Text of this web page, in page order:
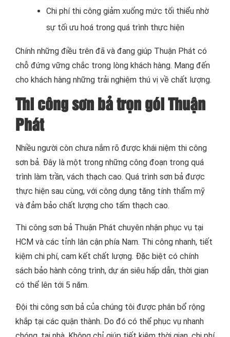
Chi phí thi công giảm xuống mức tối thiểu nhờ
sự tối ưu hoá trong quá trình thực hiện
Chính những điều trên đã và đang giúp Thuận Phát có
chỗ đứng vững chắc trong lòng khách hàng. Mang đến
cho khách hàng những trải nghiệm thú vị về chất lượng.
Thi công sơn bả trọn gói Thuận
Phát
Nhiều người còn chưa nắm rõ được khái niệm thi công
sơn bả. Đây là một trong những công đoạn trong quá
trình làm trần, vách thạch cao. Quá trình sơn bả được
thực hiện sau cùng, với công dụng tăng tính thẩm mỹ
và đảm bảo chất lượng cho tấm thạch cao.
Thi công sơn bả Thuận Phát chuyên nhận phục vụ tại
HCM và các tỉnh lân cận phía Nam. Thi công nhanh, tiết
kiệm chi phí, cam kết chất lượng. Đặc biệt có chính
sách bảo hành công trình, dự án siêu hấp dẫn, thời gian
có thể lên tới 5 năm.
Đội thi công sơn bả của chúng tôi được phân bổ rộng
khắp tại các quận thành. Do đó có thể phục vụ nhanh